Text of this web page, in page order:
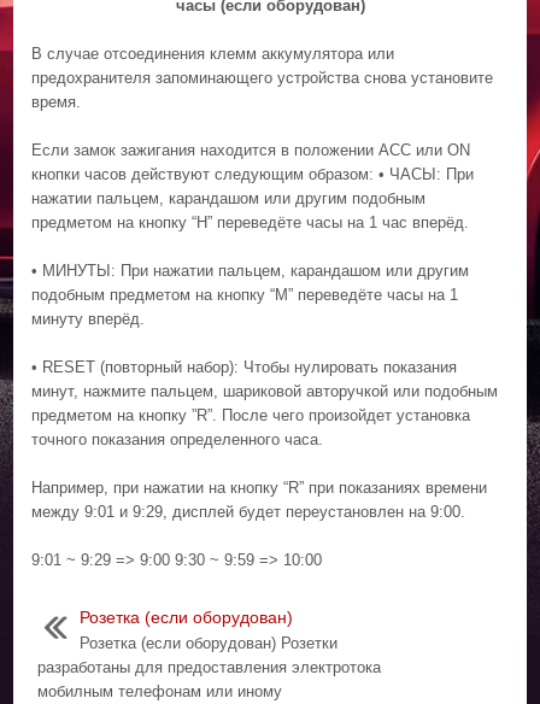
чacы (если оборудован)
В случае отсоединения клемм аккумулятора или
предохранителя запоминающего устройства снова установите
время.
Если замок зажигания находится в положении ACC или ON
кнопки часов действуют следующим образом: • ЧАСЫ: При
нажатии пальцем, карандашом или другим подобным
предметом на кнопку “Н” переведёте часы на 1 час вперёд.
• МИНУТЫ: При нажатии пальцем, карандашом или другим
подобным предметом на кнопку “М” переведёте часы на 1
минуту вперёд.
• RESET (повторный набор): Чтобы нулировать показания
минут, нажмите пальцем, шариковой авторучкой или подобным
предметом на кнопку ”R”. После чего произойдет установка
точного показания определенного часа.
Например, при нажатии на кнопку “R” при показаниях времени
между 9:01 и 9:29, дисплей будет переустановлен на 9:00.
9:01 ~ 9:29 => 9:00 9:30 ~ 9:59 => 10:00
Розетка (если оборудован)
Розетка (если оборудован) Розетки
разработаны для предоставления электротока
мобилным телефонам или иному